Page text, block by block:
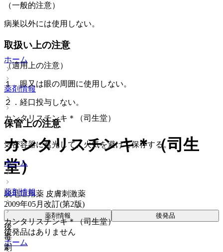
（一般的注意）
病巣以外には使用しない。
取扱い上の注意
（適用上の注意）
１．眼又は眼の周囲に使用しない。
２．経口投与しない。
保管上の注意
気密容器に遮光して、火気を避けて保存する。
ホーム
薬剤情報
カンタリスチンキ＊（司生堂）
後発品はありません
ホーム
ホーム
薬剤情報
カンタリスチンキ＊（司生堂）
カンタリスチンキ＊（司生
堂）
脱毛症用薬 皮膚刺激薬
2009年05月改訂(第2版)
薬剤情報 後発品
後
毒
劇